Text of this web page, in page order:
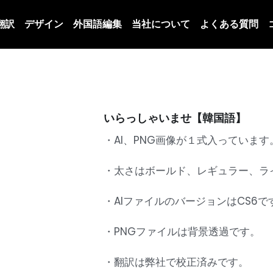
訳 デザイン 外国語編集 当社について よくある質問
いらっしゃいませ【韓国語】
・AI、PNG画像が１式入っています
・太さはボールド、レギュラー、
・AIファイルのバージョンはCS6で
・PNGファイルは背景透過です。
・翻訳は弊社で校正済みです。